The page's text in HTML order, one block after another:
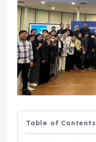
Table of Contents